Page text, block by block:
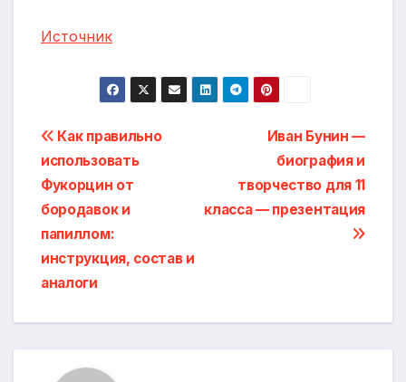
Источник
Навигация
по
записям
Иван Бунин —
биография и
творчество для 11
класса — презентация
Как правильно
использовать
Фукорцин от
бородавок и
папиллом:
инструкция, состав и
аналоги